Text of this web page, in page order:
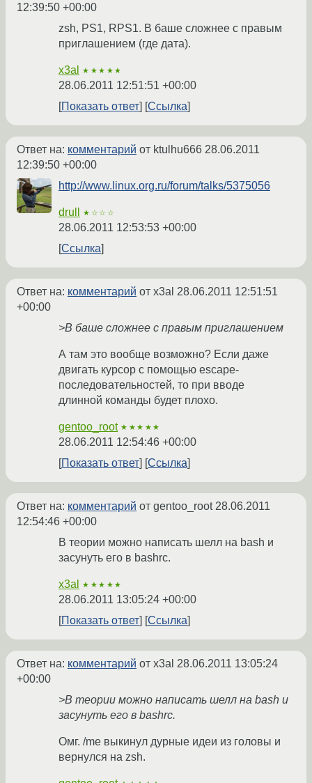
12:39:50 +00:00
zsh, PS1, RPS1. В баше сложнее с правым
приглашением (где дата).
x3al ★★★★★
28.06.2011 12:51:51 +00:00
Показать ответ
Ссылка
Ответ на: комментарий от ktulhu666 28.06.2011
12:39:50 +00:00
http://www.linux.org.ru/forum/talks/5375056
drull ★☆☆☆
28.06.2011 12:53:53 +00:00
Ссылка
Ответ на: комментарий от x3al 28.06.2011 12:51:51
+00:00
>В баше сложнее с правым приглашением
А там это вообще возможно? Если даже
двигать курсор с помощью escape-
последовательностей, то при вводе
длинной команды будет плохо.
gentoo_root ★★★★★
28.06.2011 12:54:46 +00:00
Показать ответ
Ссылка
Ответ на: комментарий от gentoo_root 28.06.2011
12:54:46 +00:00
В теории можно написать шелл на bash и
засунуть его в bashrc.
x3al ★★★★★
28.06.2011 13:05:24 +00:00
Показать ответ
Ссылка
Ответ на: комментарий от x3al 28.06.2011 13:05:24
+00:00
>В теории можно написать шелл на bash и
засунуть его в bashrc.
Омг. /me выкинул дурные идеи из головы и
вернулся на zsh.